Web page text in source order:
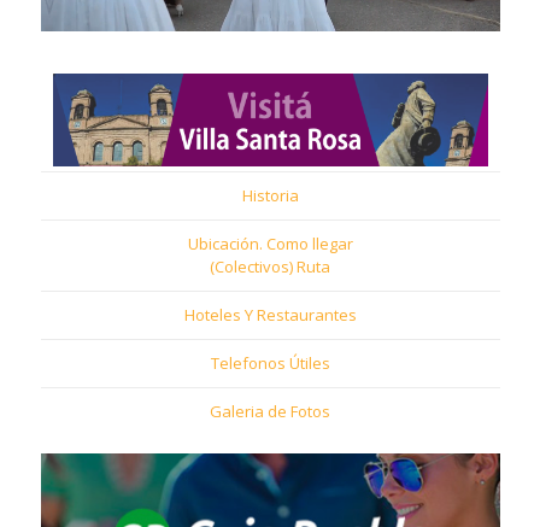
Historia
Ubicación. Como llegar
(Colectivos) Ruta
Hoteles Y Restaurantes
Telefonos Útiles
Galeria de Fotos